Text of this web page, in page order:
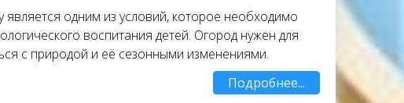
является одним из условий, которое необходимо
воспитания детей. Огород нужен для
с природой и её сезонными изменениями.
Подробнее...